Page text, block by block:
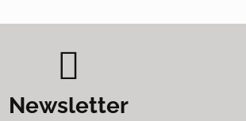
Newsletter